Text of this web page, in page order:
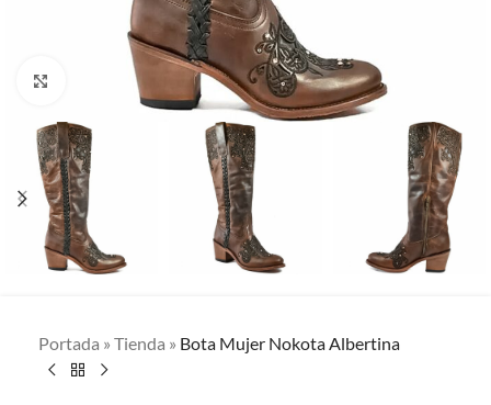
Clic para ampliar
Portada » Tienda » Bota Mujer Nokota Albertina